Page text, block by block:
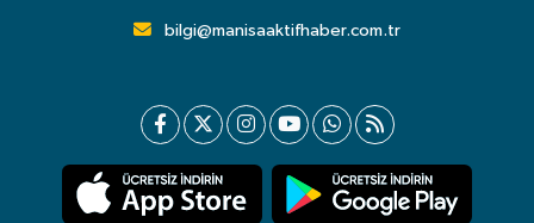
bilgi@manisaaktifhaber.com.tr